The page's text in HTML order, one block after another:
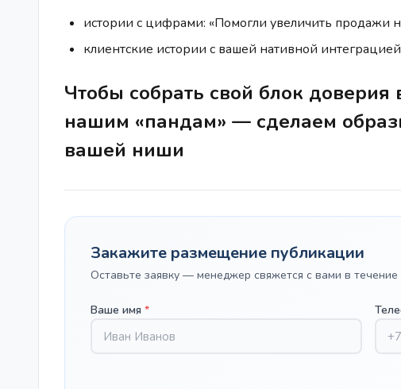
истории с цифрами: «Помогли увеличить продажи
клиентские истории с вашей нативной
Чтобы собрать свой блок
нашим «пандам» — сделаем
вашей ниши
Закажите размещение публикации
Оставьте заявку — менеджер свяжется с вами в течение
Ваше имя *